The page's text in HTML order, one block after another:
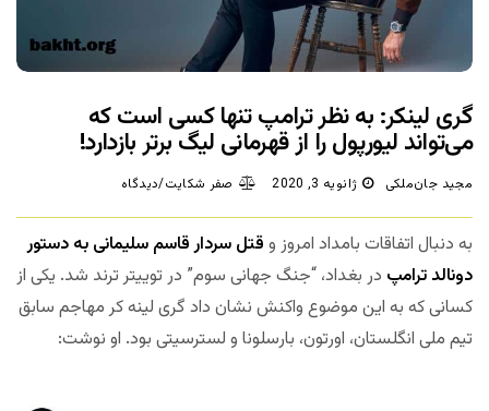
گری لینکر: به نظر ترامپ تنها کسی است که
می‌تواند لیورپول را از قهرمانی لیگ برتر بازدارد!
مجید جان‌ملکی ژانویه 3, 2020 صفر شکایت/دیدگاه
به دنبال اتفاقات بامداد امروز و قتل سردار قاسم سلیمانی به دستور
دونالد ترامپ در بغداد، “جنگ جهانی سوم” در توییتر ترند شد. یکی از
کسانی که به این موضوع واکنش نشان داد گری لینه کر مهاجم سابق
تیم ملی انگلستان، اورتون، بارسلونا و لسترسیتی بود. او نوشت: